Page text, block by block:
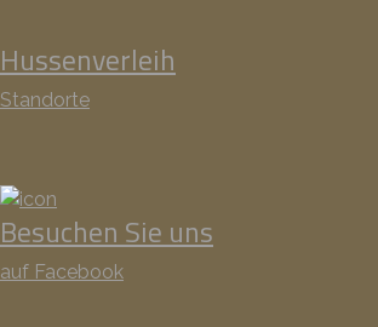
Hussenverleih
Standorte
Besuchen Sie uns
auf Facebook